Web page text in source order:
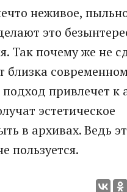
неживое,
это
Так почему же не
близка
привлечет к
эстетическое
в архивах. Ведь
пользуется.